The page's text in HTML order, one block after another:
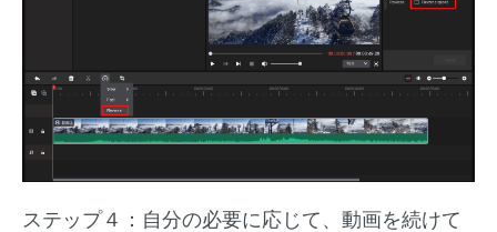
ステップ４：自分の必要に応じて、動画を続けて